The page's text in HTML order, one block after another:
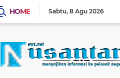
HOME Sabtu 8 Agu 2026